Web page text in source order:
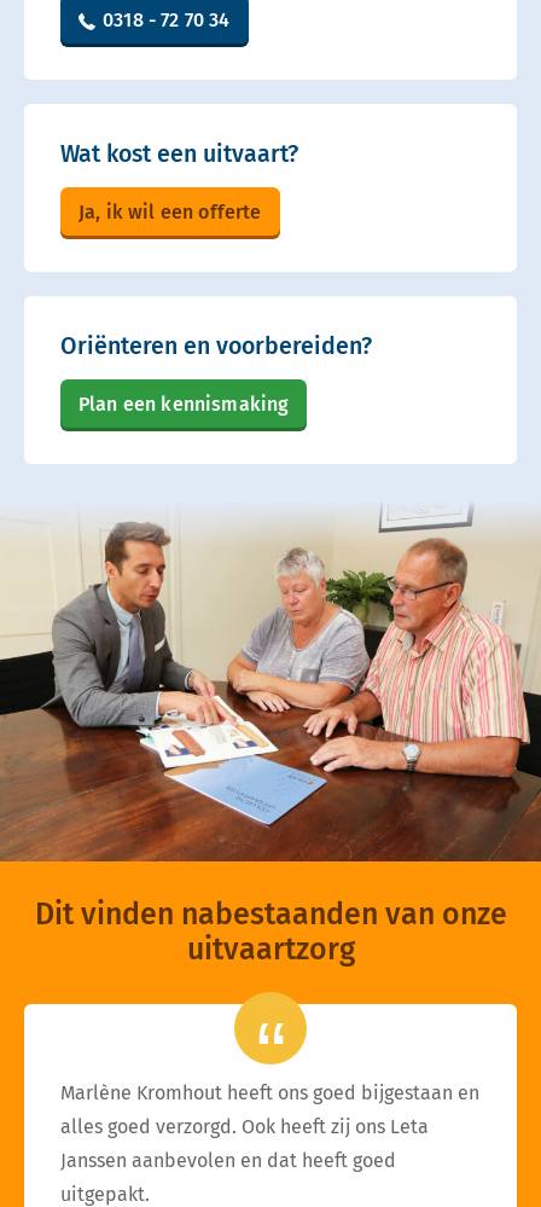
0318 - 72 70 34
Wat kost een uitvaart?
Ja, ik wil een offerte
Oriënteren en voorbereiden?
Plan een kennismaking
Dit vinden nabestaanden van onze
uitvaartzorg
Marlène Kromhout heeft ons goed bijgestaan en
alles goed verzorgd. Ook heeft zij ons Leta
Janssen aanbevolen en dat heeft goed
uitgepakt.